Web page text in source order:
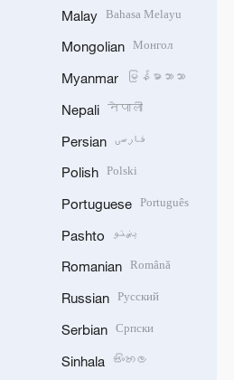
Malay Bahasa Melayu
Mongolian Монгол
Myanmar မြန်မာဘာသာ
Nepali नेपाली
Persian فارسی
Polish Polski
Portuguese Português
Pashto پښتو
Romanian Română
Russian Русский
Serbian Српски
Sinhala සිංහල